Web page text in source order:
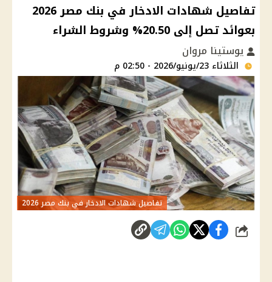
تفاصيل شهادات الادخار في بنك مصر 2026
بعوائد تصل إلى 20.50% وشروط الشراء
يوستينا مروان
الثلاثاء 23/يونيو/2026 - 02:50 م
تفاصيل شهادات الادخار في بنك مصر 2026
شارك